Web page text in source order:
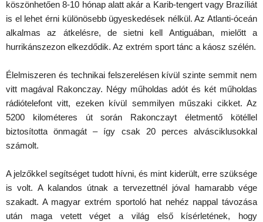
köszönhetően 8-10 hónap alatt akár a Karib-tengert vagy Brazíliát
is el lehet érni különösebb ügyeskedések nélkül. Az Atlanti-óceán
alkalmas az átkelésre, de sietni kell Antiguában, mielőtt a
hurrikánszezon elkezdődik. Az extrém sport tánc a káosz szélén.
Élelmiszeren és technikai felszerelésen kívül szinte semmit nem
vitt magával Rakonczay. Négy műholdas adót és két műholdas
rádiótelefont vitt, ezeken kívül semmilyen műszaki cikket. Az
5200 kilométeres út során Rakonczayt életmentő kötéllel
biztosította önmagát – így csak 20 perces alvásciklusokkal
számolt.
A jelzőkkel segítséget tudott hívni, és mint kiderült, erre szüksége
is volt. A kalandos útnak a tervezettnél jóval hamarabb vége
szakadt. A magyar extrém sportoló hat nehéz nappal távozása
után maga vetett véget a világ első kísérletének, hogy